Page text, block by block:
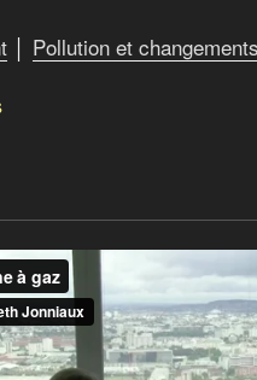
vpro documentary
VPRO Documentary
documentary every week,
finance, sustainability,
to our channel for great
The French and Spanish
│ Pollution et
des énergies
mer du Nord